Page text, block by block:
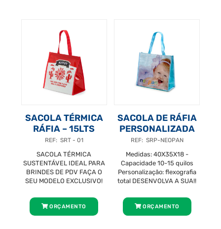
SACOLA TÉRMICA
RÁFIA – 15LTS
REF: SRT - 01
SACOLA TÉRMICA
SUSTENTÁVEL IDEAL PARA
BRINDES DE PDV FAÇA O
SEU MODELO EXCLUSIVO!
ORÇAMENTO
SACOLA DE RÁFIA
PERSONALIZADA
REF: SRP-NEOPAN
Medidas: 40X35X18 -
Capacidade 10-15 quilos
Personalização: flexografia
total DESENVOLVA A SUA!!
ORÇAMENTO